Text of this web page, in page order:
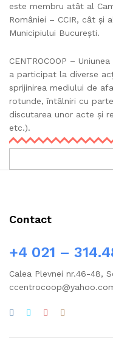
este membru atât al
României – CCIR, cât și
Municipiului București.
CENTROCOOP –
a participat la diverse
sprijinirea mediului de
rotunde, întâlniri cu
discutarea unor acte și
etc.).
Contact
+4 021 –
Calea Plevnei nr.46-48,